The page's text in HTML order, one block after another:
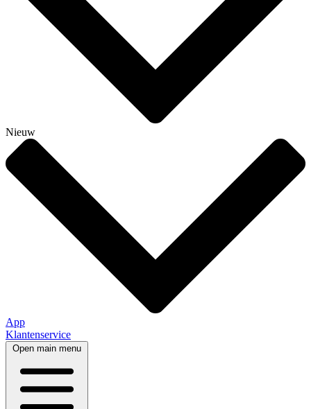
Nieuw
App
Klantenservice
Open main menu